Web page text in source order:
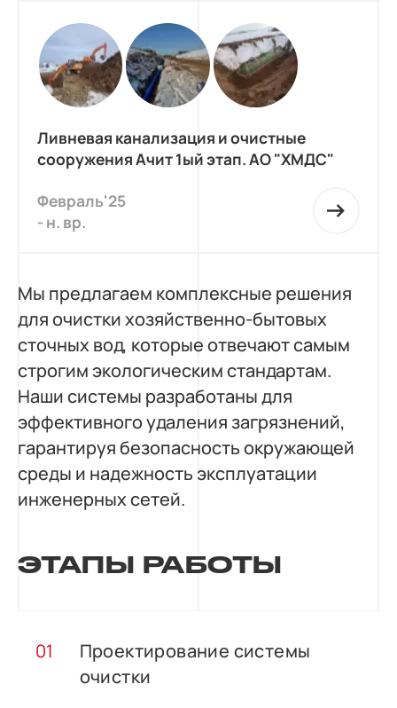
Ливневая канализация и очистные
сооружения Ачит 1ый этап. АО "ХМДС"
Февраль'25
- н. вр.
Мы предлагаем комплексные решения
для очистки хозяйственно-бытовых
сточных вод, которые отвечают самым
строгим экологическим стандартам.
Наши системы разработаны для
эффективного удаления загрязнений,
гарантируя безопасность окружающей
среды и надежность эксплуатации
инженерных сетей.
ЭТАПЫ РАБОТЫ
Проектирование системы
очистки